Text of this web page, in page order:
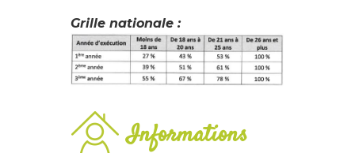
Grille nationale :
Informations